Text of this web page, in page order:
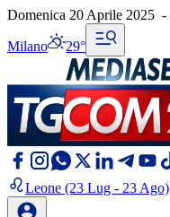
Domenica 20 Aprile 2025 -
Milano 29°
Leone (23 Lug - 23 Ago)